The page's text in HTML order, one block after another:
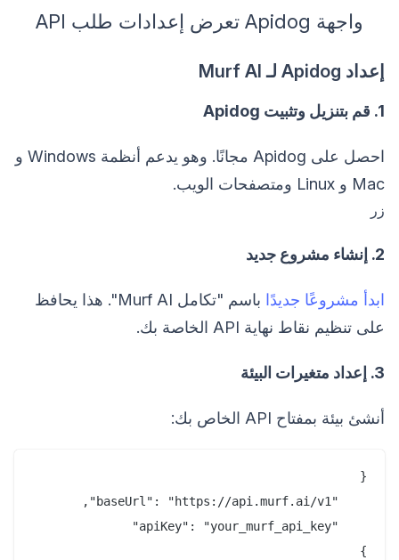
واجهة Apidog تعرض إعدادات طلب API
إعداد Apidog لـ Murf AI
1. قم بتنزيل وتثبيت Apidog
احصل على Apidog مجانًا. وهو يدعم أنظمة Windows و
Mac و Linux ومتصفحات الويب.
زر
2. إنشاء مشروع جديد
ابدأ مشروعًا جديدًا
باسم "تكامل Murf AI". هذا يحافظ
على تنظيم نقاط نهاية API الخاصة بك.
3. إعداد متغيرات البيئة
أنشئ بيئة بمفتاح API الخاص بك:
}